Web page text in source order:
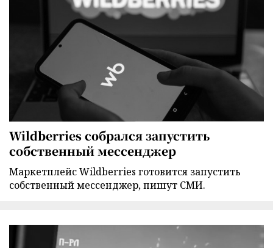
Wildberries собрался запустить
собственный мессенджер
Маркетплейс Wildberries готовится запустить
собственный мессенджер, пишут СМИ.